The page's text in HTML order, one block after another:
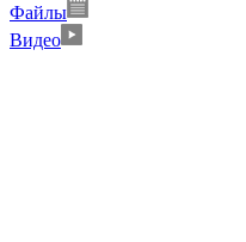
Файлы
Видео